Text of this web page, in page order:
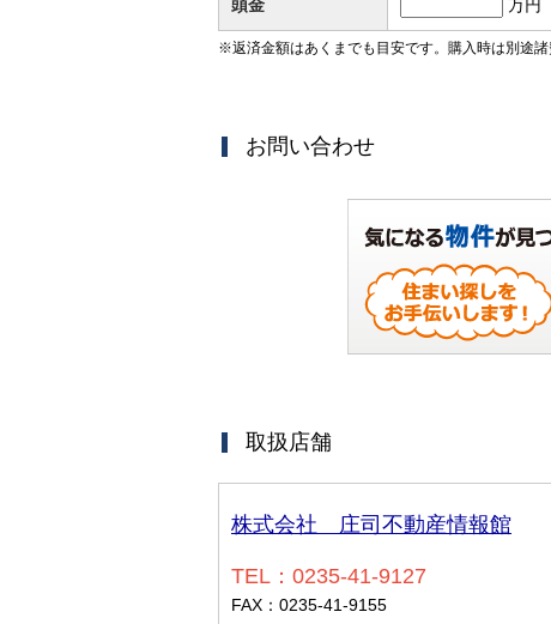
頭金
万円
※返済金額はあくまでも目安です。購入時は別途諸
お問い合わせ
取扱店舗
株式会社 庄司不動産情報館
TEL：0235-41-9127
FAX：0235-41-9155